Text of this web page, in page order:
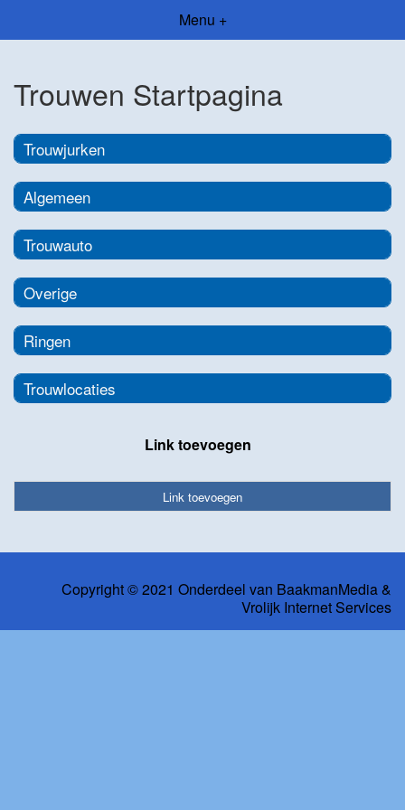
Menu +
Trouwen Startpagina
Trouwjurken
Algemeen
Trouwauto
Overige
Ringen
Trouwlocaties
Link toevoegen
Link toevoegen
Copyright © 2021 Onderdeel van BaakmanMedia&
Vrolijk Internet Services